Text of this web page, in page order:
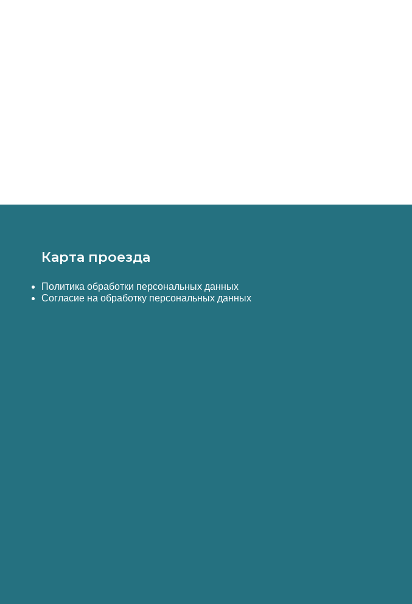
Карта проезда
Политика обработки персональных данных
Согласие на обработку персональных данных